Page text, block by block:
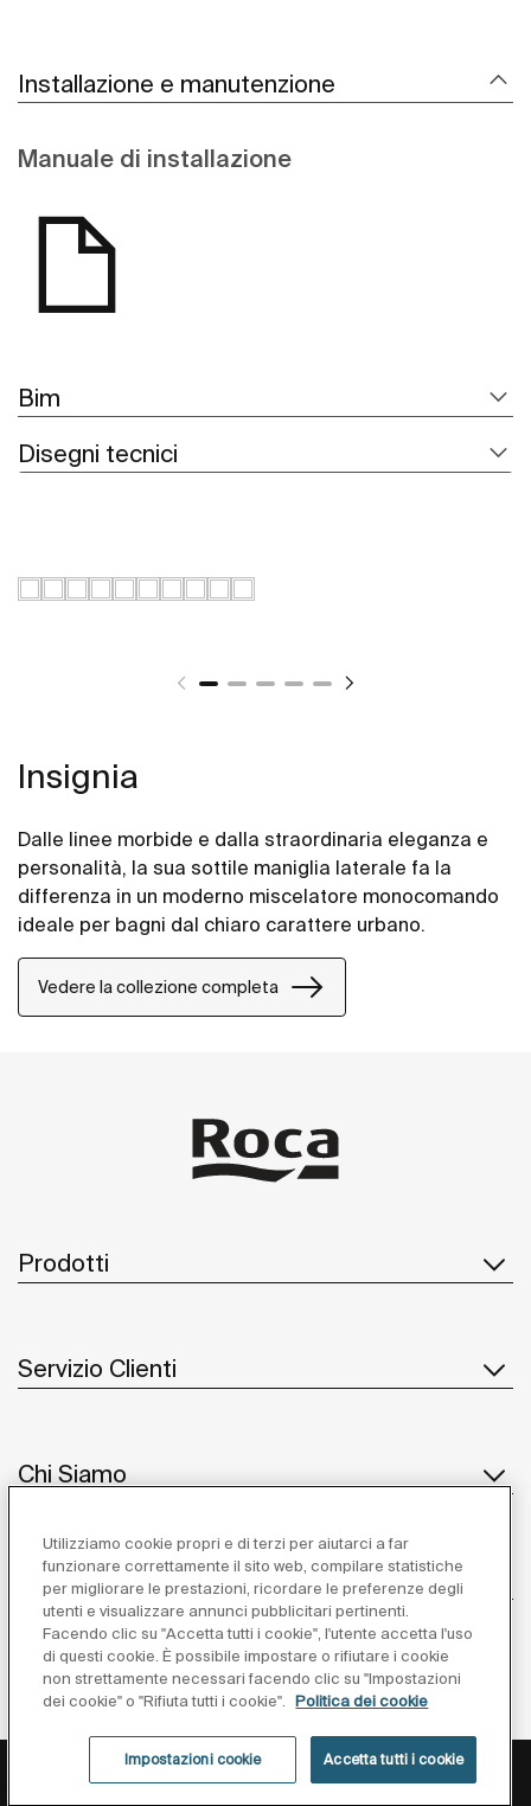
Installazione e manutenzione
Manuale di installazione
Bim
Disegni tecnici
Insignia
Dalle linee morbide e dalla straordinaria eleganza e
personalità, la sua sottile maniglia laterale fa la
differenza in un moderno miscelatore monocomando
ideale per bagni dal chiaro carattere urbano.
Vedere la collezione completa
Prodotti
Servizio Clienti
Chi Siamo
Ispirazione
Seguiteci
Privacy Policy Avviso Legale Cookies Policy
Utilizziamo cookie propri e di terzi per aiutarci a far
funzionare correttamente il sito web, compilare statistiche
per migliorare le prestazioni, ricordare le preferenze degli
utenti e visualizzare annunci pubblicitari pertinenti.
Facendo clic su "Accetta tutti i cookie", l'utente accetta l'uso
di questi cookie. È possibile impostare o rifiutare i cookie
non strettamente necessari facendo clic su "Impostazioni
dei cookie" o "Rifiuta tutti i cookie".
Politica dei cookie
Impostazioni cookie Accetta tutti i cookie